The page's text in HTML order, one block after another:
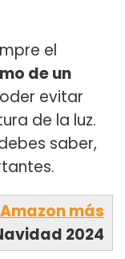
el
de un
evitar
de la luz.
saber,
más
2024